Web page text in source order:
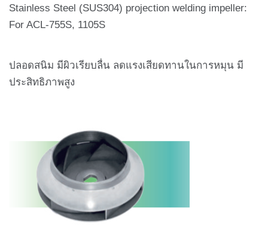
Stainless Steel (SUS304) projection welding impeller:
For ACL-755S, 1105S
ปลอดสนิม มีผิวเรียบลื่น ลดแรงเสียดทานในการหมุน มี
ประสิทธิภาพสูง